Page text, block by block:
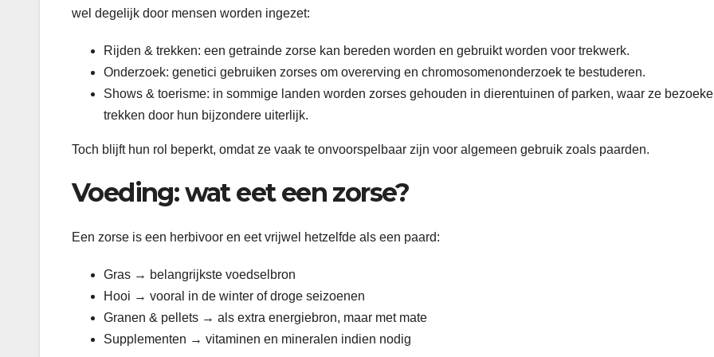
wel degelijk door mensen worden ingezet:
Rijden & trekken: een getrainde zorse kan bereden worden en gebruikt worden voor trekwerk.
Onderzoek: genetici gebruiken zorses om overerving en chromosomenonderzoek te bestuderen.
Shows & toerisme: in sommige landen worden zorses gehouden in dierentuinen of parken, waar ze
trekken door hun bijzondere uiterlijk.
Toch blijft hun rol beperkt, omdat ze vaak te onvoorspelbaar zijn voor algemeen gebruik zoals paarden.
Voeding: wat eet een zorse?
Een zorse is een herbivoor en eet vrijwel hetzelfde als een paard:
Gras → belangrijkste voedselbron
Hooi → vooral in de winter of droge seizoenen
Granen & pellets → als extra energiebron, maar met mate
Supplementen → vitaminen en mineralen indien nodig